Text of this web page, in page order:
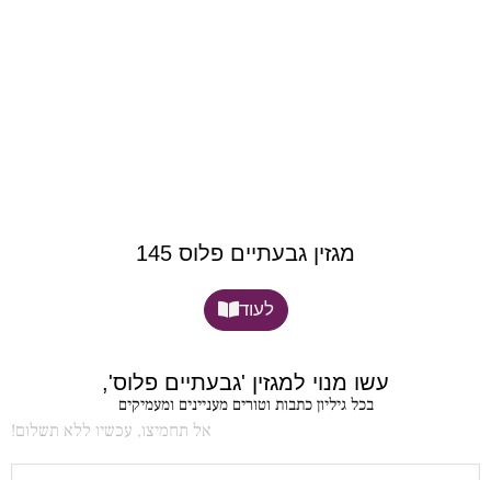
מגזין גבעתיים פלוס 145
לעוד
עשו מנוי למגזין 'גבעתיים פלוס',
בכל גיליון כתבות וטורים מעניינים ומעמיקים
אל תחמיצו, עכשיו ללא תשלום!